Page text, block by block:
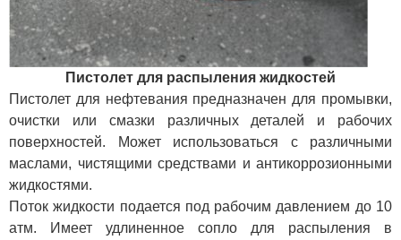
Пистолет для распыления жидкостей
Пистолет для нефтевания предназначен для промывки,
очистки или смазки различных деталей и рабочих
поверхностей. Может использоваться с различными
маслами, чистящими средствами и антикоррозионными
жидкостями.
Поток жидкости подается под рабочим давлением до 10
атм. Имеет удлиненное сопло для распыления в